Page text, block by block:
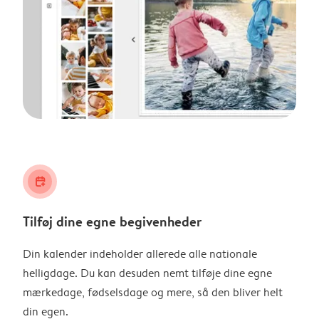
calendar_plus
Tilføj dine egne begivenheder
Din kalender indeholder allerede alle nationale
helligdage. Du kan desuden nemt tilføje dine egne
mærkedage, fødselsdage og mere, så den bliver helt
din egen.